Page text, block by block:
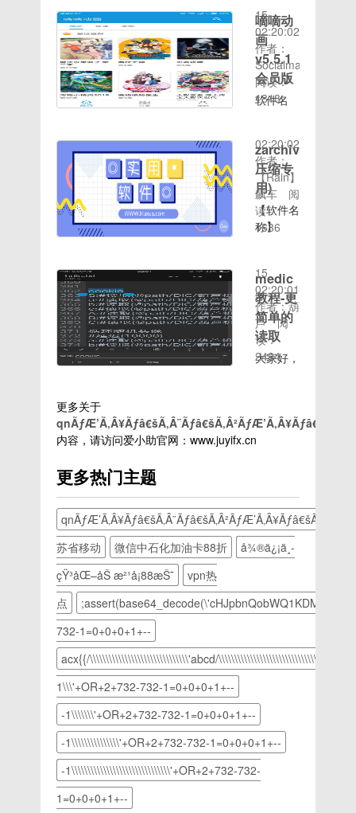
了。
统底层下
刷入此
ROM更
新日志基
于官方
H2OS2.5.1
官方无用
组件集成
新版授权
管理软件
精简系统
无用软
简洁清爽
自动整理
无用缓存
优化内存
占用，提
高内存优
化内置S
体验优化
禁止恢复
官方
recovery
优化 电
池续航精
文件，减
少资源占
用保留
官方浏览
器 应用
商店 输
要程序
【下载地
址】
https://
入最新文
件屏蔽广
告加速内
部存储读
写速度优
化电池续
航，更加
图片显示
效果优化
刷机速度
以及开机
速度深度
优化系统
和流畅性
修改桌面
默认图标
排列顺序
添加并修
改默认铃
入体验更
多优化自
使用。
【下载地
址】
https://
【ROM
介绍】百
度网盘提
取码：
1dsa基
于正式版
作极度精
简、最小
体积、使
用清爽修
改默认锁
屏及桌面
SuperSU
Root权
限桌面布
局重新排
版(规律
干
大程度优
化刷机速
响应速度
全面有效
提高兼容
名(支持
装)【下
载地址】
语翻译、
英文翻
译、词典
查询专
家。支持
13国语
译实时发
音，无论
你是否懂
外语，只
要你对她
说话，她
译成外语
并朗读出
来，同时
支持手动
和语音输
入。强大
择需翻译
的语言，
输入文
字。你说
中文，她
说英文，
文她说中
文，绝对
老外交流
国旅行，
查询单词
句子的强
大工具。
精通13
管家【软
件版本】
1.7.1【软
件大小】
1.47【图
文介绍】
的电池管
理软件，
主要包括
电池监控
和省电功
能！【下
http://huluxia.mobi/
源界面全
新升级
啦】－
『新鲜出
炉－向左
滑动，更
玩的应用
集－下拉
用的精品
应用－向
下滑动，
更多安
见最后一
张图片了
向下滑动
就能找到
的软件
我们资源
的软件都
是测试小
哥哥一个
24MB【软
件版
本】：
5.0【应
用介
绍】：免
可绘制
3D函
数、绘制
曲面及作
3D几何
体 轻轻
3D数学
问题，绘
制3D函
数和曲
面，在
3D中创
建几何结
的结果.
全世界数
学习数学
和科学.
加入我们
的行列:
学! 绘制
f(x,y) 函
曲面 创
建立体图
面、平面
3D对象
获取交点
和横截面
体验滑动
嘀嘀动
画
v5.5.1
会员版
软件名
大小：
8.47mb
软件版
本：
5.5.1是
否需要
使用系
统：安卓
软件无推
广无广告
请放心使
用[滑稽]
[茶杯]下
密码:嘤
嘤软件介
画资源丰
富的手机
追番神
器，为大
的韩漫、
日漫、国
源，一键
搜索即可
的漫画资
锁VIP功
能)【测
试图如
下】
15
02:20:02
作者：
Socialma
阅读：
1818
zarchiver√103(解
压缩专
用)
【软件名
称】
中文【软
件大小】
17.16M【软
件版本】
103【软
件包名】
统版本】
7.1.1【亲
介】
ZArchiver
解压缩工
具是一款
解压缩文
进程,它
提供压缩
览,里面
的
支持预
览,同时
还支持视
频文件预
时间：
2020-08-
02:20:02
作者：
【Rain】
飙车
阅
读：
1636
medic
教程-更
简单的
读取
大家好，
教程主要
功能是方
需要读取
的路径写
在模块里
模块名自
当你要读
取路径的
Mod(模
赋值的值
来使用例
如我的
@S@a@b。。。
ok，各
15
02:20:01
作者：葫
芦
阅
读：
2494
更多关于
内容，请访问爱小助官网：www.juyifx.cn
更多热门主题
苏省移动
微信中石化加油卡88折
å¾®ä¿¡ä¸­
çŸ³åŒ–åŠ æ²¹å¡88æŠ˜
vpn热
点
732-1=0+0+0+1+--
acx{{/\\\\\\\\\\\\\\\\\\\\\\\\\\\\\\\'abcd/
1\\\'+OR+2+732-732-1=0+0+0+1+--
-1\\\\\\\'+OR+2+732-732-1=0+0+0+1+--
-1\\\\\\\\\\\\\\\'+OR+2+732-732-1=0+0+0+1+--
-1\\\\\\\\\\\\\\\\\\\\\\\\\\\\\\\'+OR+2+732-732-
1=0+0+0+1+--